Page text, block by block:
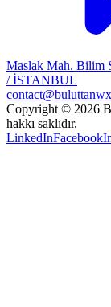
Maslak Mah. Bilim
/ İSTANBUL
Copyright © 2026
hakkı saklıdır.
LinkedInFacebook